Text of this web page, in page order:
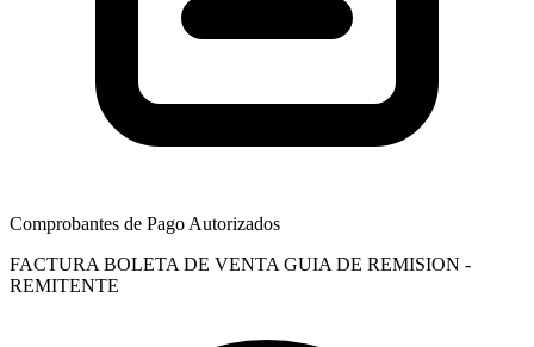
Comprobantes de Pago Autorizados
FACTURA BOLETA DE VENTA GUIA DE REMISION -
REMITENTE